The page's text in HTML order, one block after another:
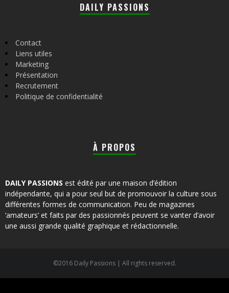
DAILY PASSIONS
Contact
Liens utiles
Marketing
Présentation
Recrutement
Politique de confidentialité
À PROPOS
DAILY PASSIONS est édité par une maison d’édition
indépendante, qui a pour seul but de promouvoir la culture sous
différentes formes de communication. Peu de magazines
‘amateurs’ et faits par des passionnés peuvent se vanter d’avoir
une aussi grande qualité graphique et rédactionnelle.
©2016 Daily Passions | All rights reserved.